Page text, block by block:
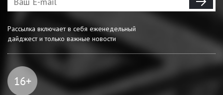
Рассылка включает в себя еженедельный
дайджест и только важные новости